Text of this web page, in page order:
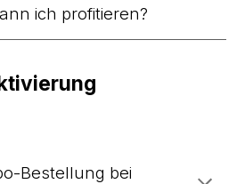
ich profitieren?
Bestellung bei